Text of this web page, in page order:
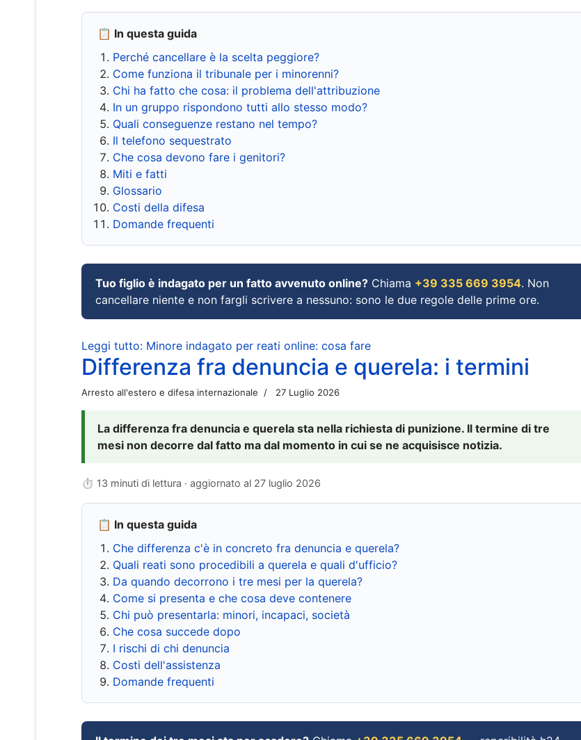
📋 In questa guida
Perché cancellare è la scelta peggiore?
Come funziona il tribunale per i minorenni?
Chi ha fatto che cosa: il problema dell'attribuzione
In un gruppo rispondono tutti allo stesso modo?
Quali conseguenze restano nel tempo?
Il telefono sequestrato
Che cosa devono fare i genitori?
Miti e fatti
Glossario
Costi della difesa
Domande frequenti
Tuo figlio è indagato per un fatto avvenuto online? Chiama +39 335 669 3954. Non
cancellare niente e non fargli scrivere a nessuno: sono le due regole delle prime ore.
Leggi tutto: Minore indagato per reati online: cosa fare
Differenza fra denuncia e querela: i termini
Arresto all'estero e difesa internazionale 27 Luglio 2026
La differenza fra denuncia e querela sta nella richiesta di punizione. Il termine di tre
mesi non decorre dal fatto ma dal momento in cui se ne acquisisce notizia.
⏱ 13 minuti di lettura · aggiornato al 27 luglio 2026
📋 In questa guida
Che differenza c'è in concreto fra denuncia e querela?
Quali reati sono procedibili a querela e quali d'ufficio?
Da quando decorrono i tre mesi per la querela?
Come si presenta e che cosa deve contenere
Chi può presentarla: minori, incapaci, società
Che cosa succede dopo
I rischi di chi denuncia
Costi dell'assistenza
Domande frequenti